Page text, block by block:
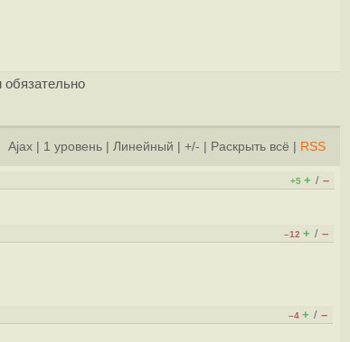
обязательно
Ajax 1 уровень Линейный +/- Раскрыть всё RSS
+5 + / –
–12 + / –
–4 + / –